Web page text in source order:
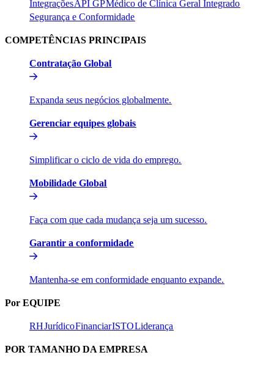
Integrações​​API GP​​Médico de Clínica Geral Integrado​​
Segurança e Conformidade​​
COMPETÊNCIAS PRINCIPAIS​​
Contratação Global​​
Expanda seus negócios globalmente.​​
Gerenciar equipes globais​​
Simplificar o ciclo de vida do emprego.​​
Mobilidade Global​​
Faça com que cada mudança seja um sucesso.​​
Garantir a conformidade​​
Mantenha-se em conformidade enquanto expande.​​
Por EQUIPE​​
RH​​Jurídico​​Financiar​​ISTO​​Liderança​​
POR TAMANHO DA EMPRESA​​